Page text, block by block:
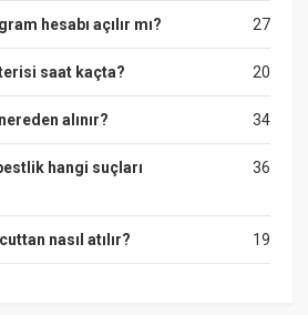
27
hesabı açılır mı?
20
saat kaçta?
34
alınır?
36
hangi suçları
19
nasıl atılır?